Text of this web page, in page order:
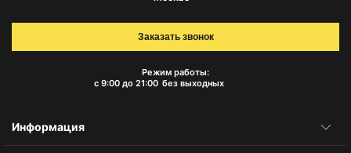
Режим работы:
с 9:00 до 21:00 без выходных
Заказать звонок
Информация